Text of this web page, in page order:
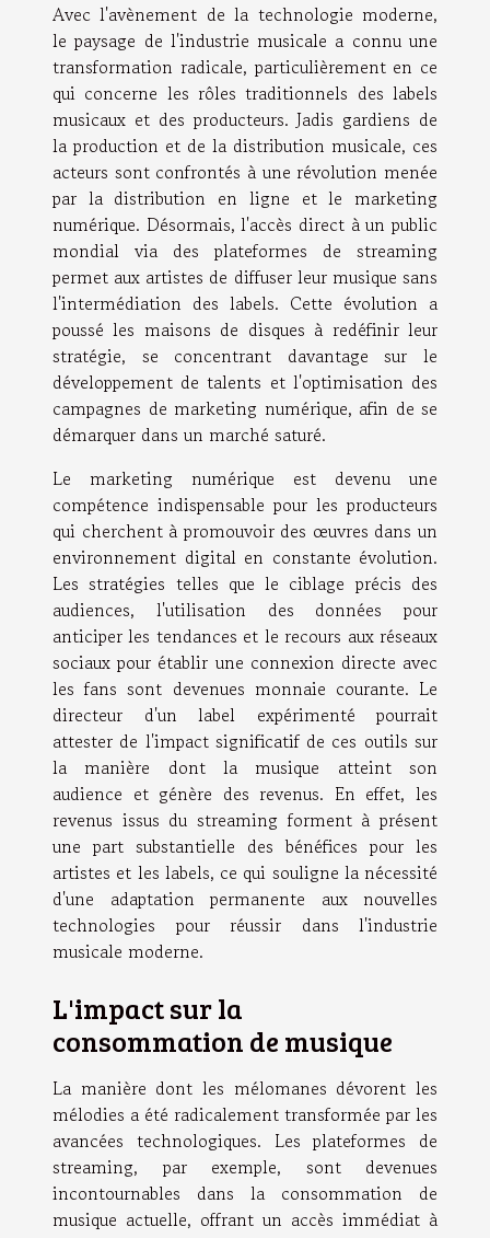
Avec l'avènement de la technologie moderne,
le paysage de l'industrie musicale a connu une
transformation radicale, particulièrement en ce
qui concerne les rôles traditionnels des labels
musicaux et des producteurs. Jadis gardiens de
la production et de la distribution musicale, ces
acteurs sont confrontés à une révolution menée
par la distribution en ligne et le marketing
numérique. Désormais, l'accès direct à un public
mondial via des plateformes de streaming
permet aux artistes de diffuser leur musique sans
l'intermédiation des labels. Cette évolution a
poussé les maisons de disques à redéfinir leur
stratégie, se concentrant davantage sur le
développement de talents et l'optimisation des
campagnes de marketing numérique, afin de se
démarquer dans un marché saturé.
Le marketing numérique est devenu une
compétence indispensable pour les producteurs
qui cherchent à promouvoir des œuvres dans un
environnement digital en constante évolution.
Les stratégies telles que le ciblage précis des
audiences, l'utilisation des données pour
anticiper les tendances et le recours aux réseaux
sociaux pour établir une connexion directe avec
les fans sont devenues monnaie courante. Le
directeur d'un label expérimenté pourrait
attester de l'impact significatif de ces outils sur
la manière dont la musique atteint son
audience et génère des revenus. En effet, les
revenus issus du streaming forment à présent
une part substantielle des bénéfices pour les
artistes et les labels, ce qui souligne la nécessité
d'une adaptation permanente aux nouvelles
technologies pour réussir dans l'industrie
musicale moderne.
L'impact sur la
consommation de musique
La manière dont les mélomanes dévorent les
mélodies a été radicalement transformée par les
avancées technologiques. Les plateformes de
streaming, par exemple, sont devenues
incontournables dans la consommation de
musique actuelle, offrant un accès immédiat à